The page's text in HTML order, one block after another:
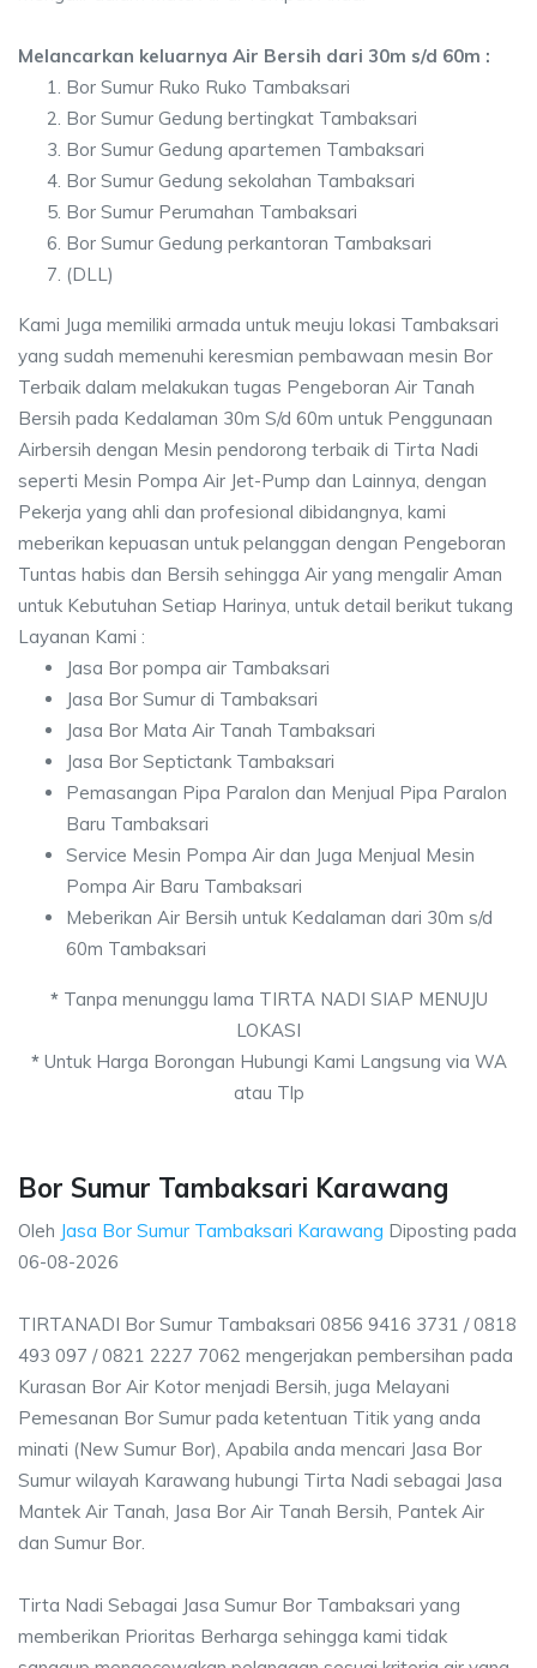
Melancarkan keluarnya Air Bersih dari 30m s/d 60m :
Bor Sumur Ruko Ruko Tambaksari
Bor Sumur Gedung bertingkat Tambaksari
Bor Sumur Gedung apartemen Tambaksari
Bor Sumur Gedung sekolahan Tambaksari
Bor Sumur Perumahan Tambaksari
Bor Sumur Gedung perkantoran Tambaksari
(DLL)
Kami Juga memiliki armada untuk meuju lokasi Tambaksari
yang sudah memenuhi keresmian pembawaan mesin Bor
Terbaik dalam melakukan tugas Pengeboran Air Tanah
Bersih pada Kedalaman 30m S/d 60m untuk Penggunaan
Airbersih dengan Mesin pendorong terbaik di Tirta Nadi
seperti Mesin Pompa Air Jet-Pump dan Lainnya, dengan
Pekerja yang ahli dan profesional dibidangnya, kami
meberikan kepuasan untuk pelanggan dengan Pengeboran
Tuntas habis dan Bersih sehingga Air yang mengalir Aman
untuk Kebutuhan Setiap Harinya, untuk detail berikut tukang
Layanan Kami :
Jasa Bor pompa air Tambaksari
Jasa Bor Sumur di Tambaksari
Jasa Bor Mata Air Tanah Tambaksari
Jasa Bor Septictank Tambaksari
Pemasangan Pipa Paralon dan Menjual Pipa Paralon
Baru Tambaksari
Service Mesin Pompa Air dan Juga Menjual Mesin
Pompa Air Baru Tambaksari
Meberikan Air Bersih untuk Kedalaman dari 30m s/d
60m Tambaksari
*Tanpa menunggu lama TIRTA NADI SIAP MENUJU
LOKASI
*Untuk Harga Borongan Hubungi Kami Langsung via WA
atau Tlp
Bor Sumur Tambaksari Karawang
Oleh Jasa Bor Sumur Tambaksari Karawang Diposting pada
06-08-2026
TIRTANADI Bor Sumur Tambaksari 0856 9416 3731 / 0818
493 097 / 0821 2227 7062 mengerjakan pembersihan pada
Kurasan Bor Air Kotor menjadi Bersih, juga Melayani
Pemesanan Bor Sumur pada ketentuan Titik yang anda
minati (New Sumur Bor), Apabila anda mencari Jasa Bor
Sumur wilayah Karawang hubungi Tirta Nadi sebagai Jasa
Mantek Air Tanah, Jasa Bor Air Tanah Bersih, Pantek Air
dan Sumur Bor.
Tirta Nadi Sebagai Jasa Sumur Bor Tambaksari yang
memberikan Prioritas Berharga sehingga kami tidak